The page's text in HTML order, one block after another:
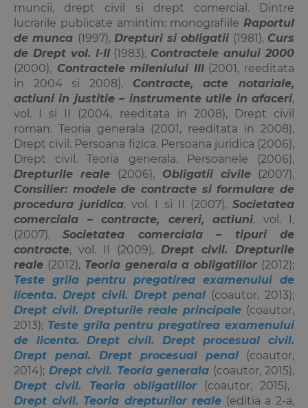
muncii, drept civil
si drept comercial. Dintre
lucrarile publicate amintim: monografiile Raportul
de munca (1997), Drepturi si obligatii (1981), Curs
de Drept vol. I-II(1983), Contractele anului 2000
(2000), Contractele mileniului III(2001, reeditata
in 2004 si 2008), Contracte, acte notariale,
actiuni in justitie – instrumente utile in afaceri,
vol. I si II (2004, reeditata in 2008), Drept civil
roman. Teoria generala (2001, reeditata in 2008),
Drept civil. Persoana fizica. Persoana juridica (2006),
Drept civil. Teoria generala. Persoanele (2006),
Drepturile reale (2006), Obligatii civile(2007),
Consilier: modele de contracte si formulare de
procedura juridica, vol. I si II (2007),Societatea
comerciala – contracte, cereri, actiuni, vol. I,
(2007),Societatea comerciala – tipuri de
contracte, vol. II (2009),Drept civil. Drepturile
reale (2012), Teoria generala a obligatiilor (2012);
Teste grila pentru pregatirea examenului de
licenta. Drept civil. Drept penal (coautor, 2013);
Drept civil. Drepturile reale principale (coautor,
2013); Teste grila pentru pregatirea examenului
de licenta. Drept civil. Drept procesual civil.
Drept penal. Drept procesual penal (coautor,
2014); Drept civil. Teoria generala (coautor, 2015),
Drept civil. Teoria obligatiilor(coautor, 2015),
Drept civil. Teoria drepturilor reale (editia a 2-a,